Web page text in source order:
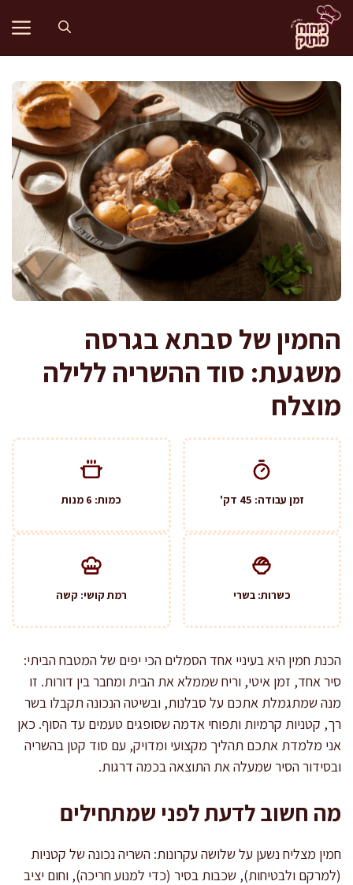
לדלג
לתוכן
החמין של סבתא בגרסה
משגעת: סוד ההשריה ללילה
מוצלח
זמן עבודה: 45 דק' כמות: 6 מנות
כשרות: בשרי רמת קושי: קשה
הכנת חמין היא בעיניי אחד הסמלים הכי יפים של המטבח הביתי:
סיר אחד, זמן איטי, וריח שממלא את הבית ומחבר בין דורות. זו
מנה שמתגמלת אתכם על סבלנות, ובשיטה הנכונה תקבלו בשר
רך, קטניות קרמיות ותפוחי אדמה שסופגים טעמים עד הסוף. כאן
אני מלמדת אתכם תהליך מקצועי ומדויק, עם סוד קטן בהשריה
ובסידור הסיר שמעלה את התוצאה בכמה דרגות.
מה חשוב לדעת לפני שמתחילים
חמין מצליח נשען על שלושה עקרונות: השריה נכונה של קטניות
(למרקם ולבטיחות), שכבות בסיר (כדי למנוע חריכה), וחום יציב